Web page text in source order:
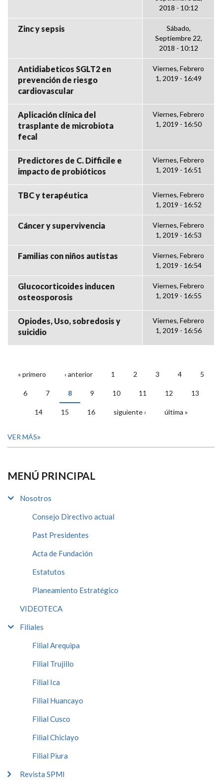
2018 - 10:12
Zinc y sepsis
Sábado,
Septiembre 22,
2018 - 10:12
Antidiabeticos SGLT2 en
prevención de riesgo
cardiovascular
Viernes, Febrero
1, 2019 - 16:49
Aplicación clínica del
trasplante de microbiota
fecal
Viernes, Febrero
1, 2019 - 16:50
Predictores de C. Difficile e
impacto de probióticos
Viernes, Febrero
1, 2019 - 16:51
TBC y terapéutica
Viernes, Febrero
1, 2019 - 16:52
Cáncer y supervivencia
Viernes, Febrero
1, 2019 - 16:53
Familias con niños autistas
Viernes, Febrero
1, 2019 - 16:54
Glucocorticoides inducen
osteosporosis
Viernes, Febrero
1, 2019 - 16:55
Opiodes, Uso, sobredosis y
suicidio
Viernes, Febrero
1, 2019 - 16:56
PÁGINAS
« primero ‹ anterior 1 2 3 4 5
6 7 8 9 10 11 12 13
14 15 16 siguiente › última »
VER MÁS
MENÚ PRINCIPAL
Nosotros
Consejo Directivo actual
Past Presidentes
Acta de Fundación
Estatutos
Planeamiento Estratégico
VIDEOTECA
Filiales
Filial Arequipa
Filial Trujillo
Filial Ica
Filial Huancayo
Filial Cusco
Filial Chiclayo
Filial Piura
Revista SPMI